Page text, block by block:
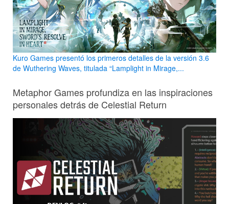
Kuro Games presentó los primeros detalles de la versión 3.6
de Wuthering Waves, titulada “Lamplight in Mirage,...
Metaphor Games profundiza en las inspiraciones
personales detrás de Celestial Return